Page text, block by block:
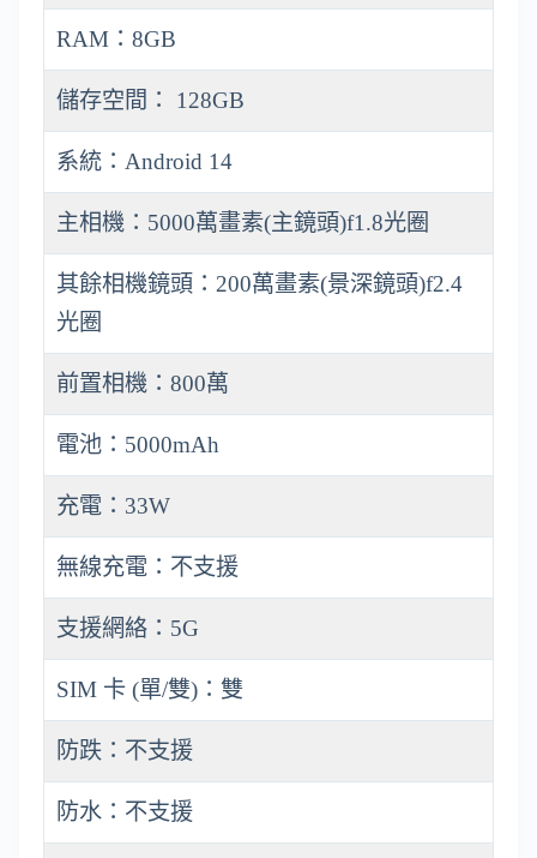
RAM：8GB
儲存空間： 128GB
系統：Android 14
主相機：5000萬畫素(主鏡頭)f1.8光圈
其餘相機鏡頭：200萬畫素(景深鏡頭)f2.4
光圈
前置相機：800萬
電池：5000mAh
充電：33W
無線充電：不支援
支援網絡：5G
SIM 卡 (單/雙)：雙
防跌：不支援
防水：不支援